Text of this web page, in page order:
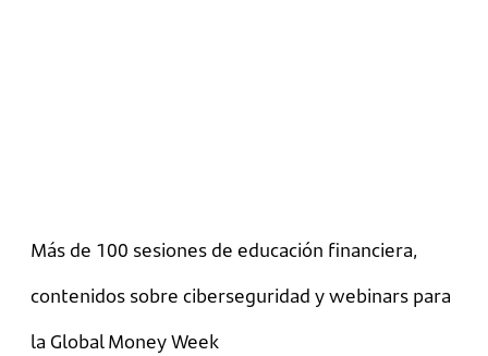
Más de 100 sesiones de educación financiera,
contenidos sobre ciberseguridad y webinars para
la Global Money Week